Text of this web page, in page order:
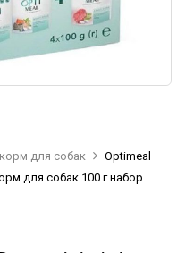
для собак
Optimeal
для собак 100 г набор